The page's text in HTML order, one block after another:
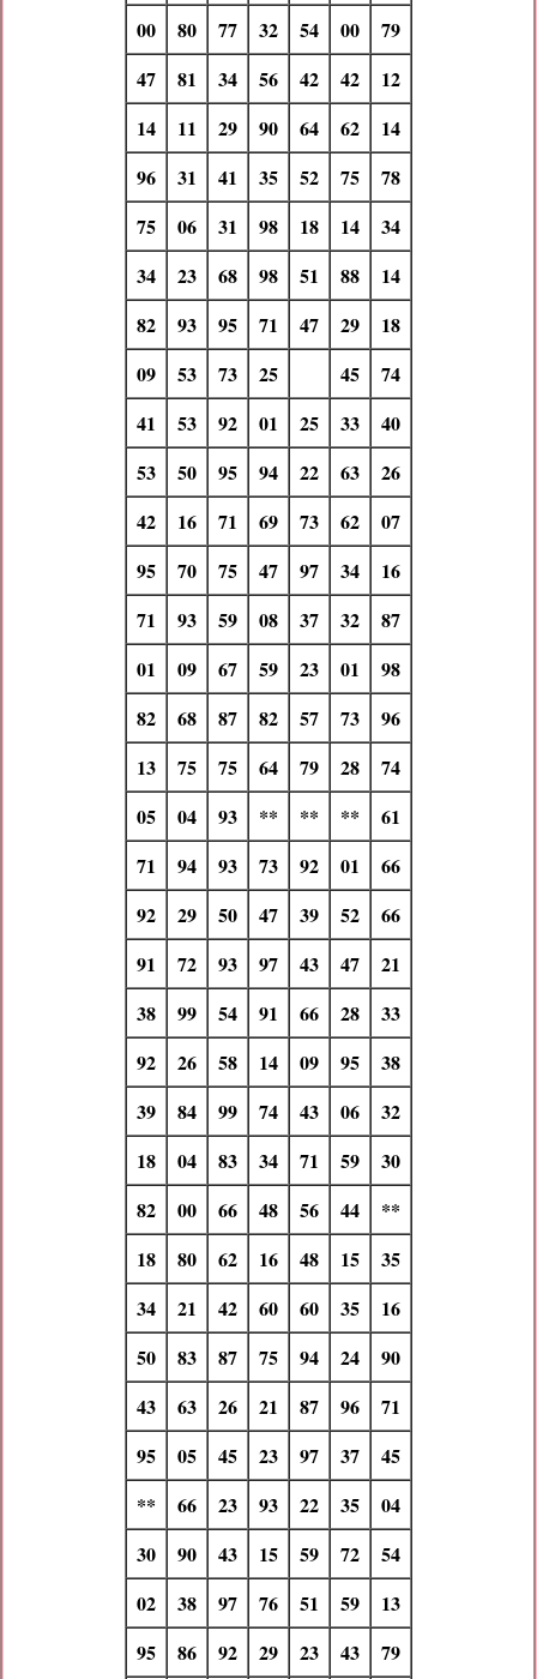
00
80 77 32 54 00
79
47
81 34 56 42 42
12
14
11 29 90 64 62
14
96
31 41 35 52 75
78
75
06 31 98 18 14
34
34
23 68 98 51 88
14
82
93 95 71 47 29
18
09
53 73 25 45
74
41
53 92 01 25 33
40
53
50 95 94 22 63
26
42
16 71 69 73 62
07
95
70 75 47 97 34
16
71
93 59 08 37 32
87
01
09 67 59 23 01
98
82
68 87 82 57 73
96
13
75 75 64 79 28
74
05
04 93 ** ** **
61
71
94 93 73 92 01
66
92
29 50 47 39 52
66
91
72 93 97 43 47
21
38
99 54 91 66 28
33
92
26 58 14 09 95
38
39
84 99 74 43 06
32
18
04 83 34 71 59
30
82
00 66 48 56 44
**
18
80 62 16 48 15
35
34
21 42 60 60 35
16
50
83 87 75 94 24
90
43
63 26 21 87 96
71
95
05 45 23 97 37
45
**
66 23 93 22 35
04
30
90 43 15 59 72
54
02
38 97 76 51 59
13
95
86 92 29 23 43
79